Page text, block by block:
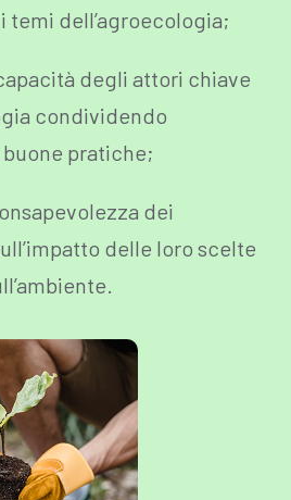
temi dell’agroecologia;
degli attori chiave
condividendo
pratiche;
dei
delle loro scelte